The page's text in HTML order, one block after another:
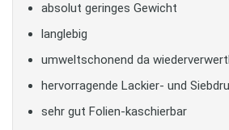
absolut geringes Gewicht
langlebig
umweltschonend da
hervorragende Lackier- und
sehr gut Folien-kaschierbar